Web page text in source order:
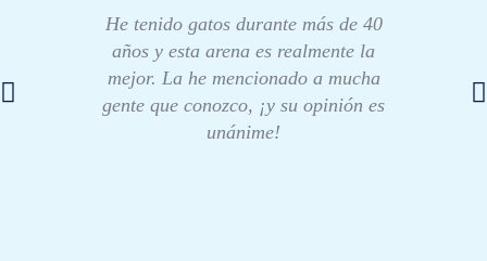
He tenido gatos durante más de 40
años y esta arena es realmente la
mejor. La he mencionado a mucha
gente que conozco, ¡y su opinión es
unánime!